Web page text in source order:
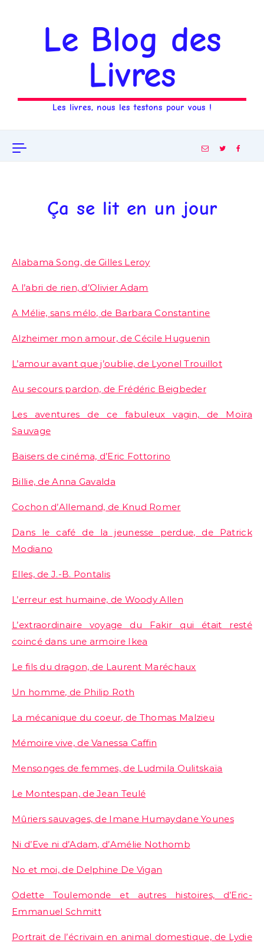
Le Blog des
Livres
Les livres, nous les testons pour vous !
Ça se lit en un jour
Alabama Song, de Gilles Leroy
A l’abri de rien, d’Olivier Adam
A Mélie, sans mélo, de Barbara Constantine
Alzheimer mon amour, de Cécile Huguenin
L’amour avant que j’oublie, de Lyonel Trouillot
Au secours pardon, de Frédéric Beigbeder
Les aventures de ce fabuleux vagin, de Moïra
Sauvage
Baisers de cinéma, d’Eric Fottorino
Billie, de Anna Gavalda
Cochon d’Allemand, de Knud Romer
Dans le café de la jeunesse perdue, de Patrick
Modiano
Elles, de J.-B. Pontalis
L’erreur est humaine, de Woody Allen
L’extraordinaire voyage du Fakir qui était resté
coincé dans une armoire Ikea
Le fils du dragon, de Laurent Maréchaux
Un homme, de Philip Roth
La mécanique du coeur, de Thomas Malzieu
Mémoire vive, de Vanessa Caffin
Mensonges de femmes, de Ludmila Oulitskaïa
Le Montespan, de Jean Teulé
Mûriers sauvages, de Imane Humaydane Younes
Ni d’Eve ni d’Adam, d’Amélie Nothomb
No et moi, de Delphine De Vigan
Odette Toulemonde et autres histoires, d’Eric-
Emmanuel Schmitt
Portrait de l’écrivain en animal domestique, de Lydie